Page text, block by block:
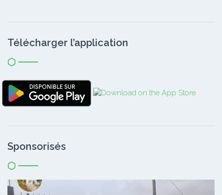
Télécharger l’application
Sponsorisés